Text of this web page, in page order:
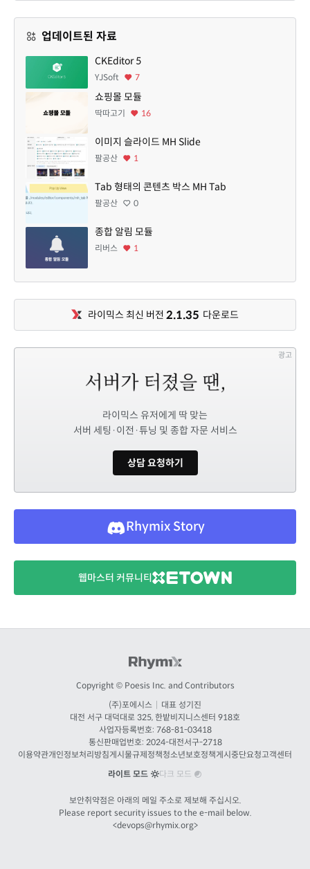
업데이트된 자료
CKEditor 5
YJSoft 7
쇼핑몰 모듈
딱따고기 16
이미지 슬라이드 MH Slide
팔공산 1
Tab 형태의 콘텐츠 박스 MH Tab
팔공산 0
종합 알림 모듈
리버스 1
라이믹스 최신 버전 2.1.35 다운로드
광고
라이믹스 유저에게 딱 맞는
서버 세팅·이전·튜닝 및 종합 자문 서비스
상담 요청하기
Rhymix Story
웹마스터 커뮤니티
Copyright © Poesis Inc. and Contributors
(주)포에시스
대표 성기진
대전 서구 대덕대로 325, 한밭비지니스센터 918호
사업자등록번호: 768-81-03418
통신판매업번호: 2024-대전서구-2718
이용약관개인정보처리방침게시물규제정책청소년보호정책게시중단요청고객센터
라이트 모드
다크 모드
보안취약점은 아래의 메일 주소로 제보해 주십시오.
Please report security issues to the e-mail below.
<devops@rhymix.org>